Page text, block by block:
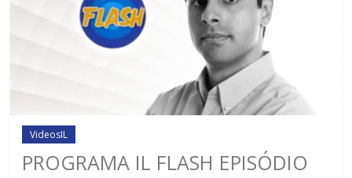
VideosIL
PROGRAMA IL FLASH EPISÓDIO